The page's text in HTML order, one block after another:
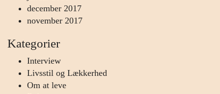
december 2017
november 2017
Kategorier
Interview
Livsstil og Lækkerhed
Om at leve